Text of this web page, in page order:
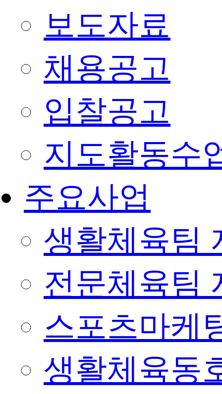
보도자료
채용공고
입찰공고
지도활동수
주요사업
생활체육팀
전문체육팀
스포츠마케
생활체육동